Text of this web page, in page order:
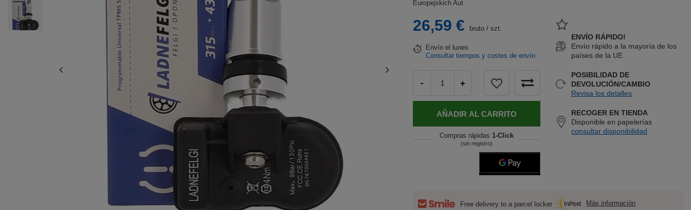
Europejskich Aut
26,59 € bruto /szt.
Envíoel lunes
Consultar tiempos y costes de envío
- +
AÑADIR AL CARRITO
Compras rápidas 1-Click
(sin registro)
ENVÍO RÁPIDO!
Envío rápido a la mayoría de los
países de la UE
POSIBILIDAD DE
DEVOLUCIÓN/CAMBIO
Revisa los detalles
RECOGER EN TIENDA
Disponible en papelerías
consultar disponibilidad
Free delivery to a parcel locker Más información